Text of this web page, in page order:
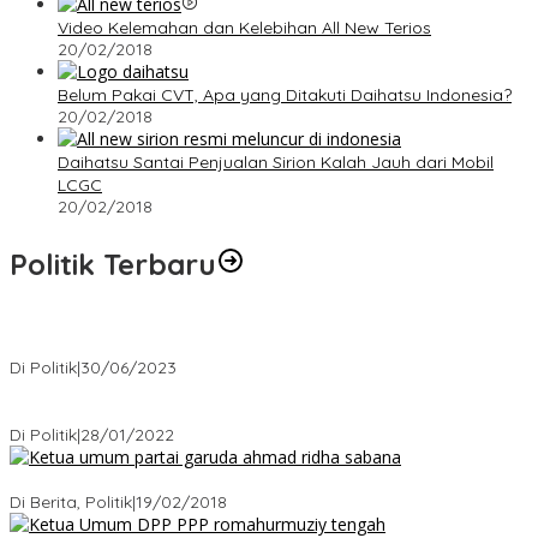
Video Kelemahan dan Kelebihan All New Terios
20/02/2018
Belum Pakai CVT, Apa yang Ditakuti Daihatsu Indonesia?
20/02/2018
Daihatsu Santai Penjualan Sirion Kalah Jauh dari Mobil
LCGC
20/02/2018
Politik Terbaru
Di Politik|30/06/2023
Di Politik|28/01/2022
Di Berita, Politik|19/02/2018